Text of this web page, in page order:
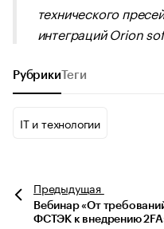
технического
интеграций Orion
Рубрики Теги
IT и технологии
Предыдущая
Вебинар «От
ФСТЭК к внедрению